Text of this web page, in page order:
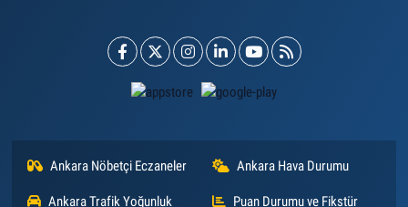
Ankara Nöbetçi Eczaneler Ankara Hava Durumu
Ankara Trafik Yoğunluk Puan Durumu ve Fikstür